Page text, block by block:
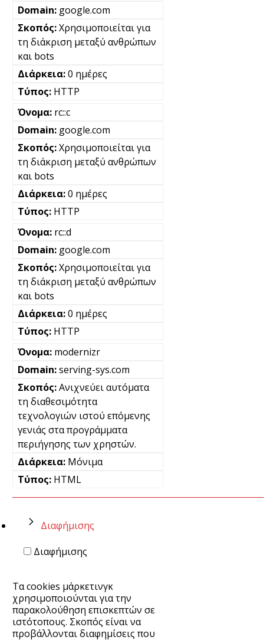
google.com
Χρησιμοποιείται για
τη διάκριση μεταξύ ανθρώπων
και bots
0 ημέρες
HTTP
rc::c
google.com
Χρησιμοποιείται για
τη διάκριση μεταξύ ανθρώπων
και bots
0 ημέρες
HTTP
rc::d
google.com
Χρησιμοποιείται για
τη διάκριση μεταξύ ανθρώπων
και bots
0 ημέρες
HTTP
modernizr
serving-sys.com
Ανιχνεύει αυτόματα
τη διαθεσιμότητα
τεχνολογιών ιστού επόμενης
γενιάς στα προγράμματα
περιήγησης των χρηστών.
Μόνιμα
HTML
Διαφήμισης
Διαφήμισης
Τα cookies μάρκετινγκ
χρησιμοποιούνται για την
παρακολούθηση επισκεπτών σε
ιστότοπους. Σκοπός είναι να
προβάλλονται διαφημίσεις που